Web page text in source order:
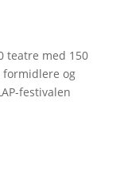
teatre med 150
formidlere og
festivalen